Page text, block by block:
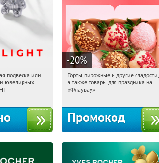
Получили:
подвеска или
ювелирных
-20%
11:06:05 Получили:
Россия
Торты, пирожные и другие сладости,
а также товары для праздника на
«Флаувау»
Промокод